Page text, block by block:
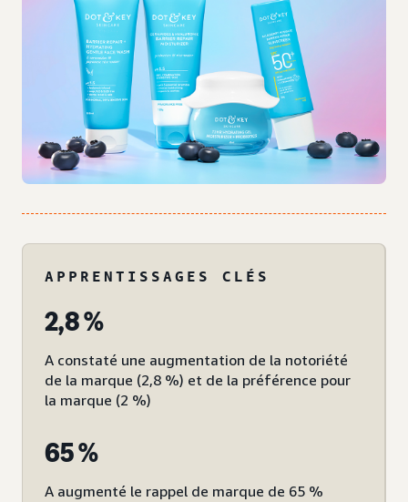
APPRENTISSAGES CLÉS
2,8 %
A constaté une augmentation de la notoriété
de la marque (2,8 %) et de la préférence pour
la marque (2 %)
65 %
A augmenté le rappel de marque de 65 %